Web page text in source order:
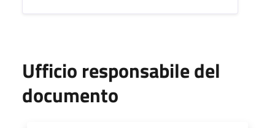
Ufficio responsabile del
documento